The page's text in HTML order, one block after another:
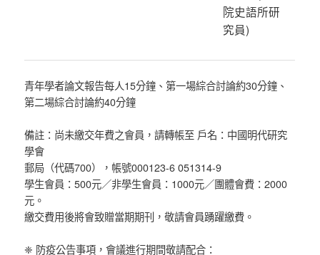
院史語所研
究員)
青年學者論文報告每人15分鐘、第一場綜合討論約30分鐘、
第二場綜合討論約40分鐘
備註：尚未繳交年費之會員，請轉帳至 戶名：中國明代研究
學會
郵局（代碼700），帳號000123-6 051314-9
學生會員：500元／非學生會員：1000元／團體會費：2000
元。
繳交費用後將會致贈當期期刊，敬請會員踴躍繳費。
❈ 防疫公告事項，會議進行期間敬請配合：